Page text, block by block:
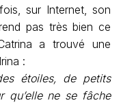
sur Internet, son
pas très bien ce
a trouvé une
:
étoiles, de petits
qu’elle ne se fâche